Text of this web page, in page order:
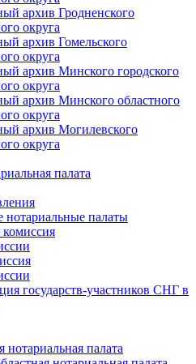
архив Гродненского
округа
архив Гомельского
округа
архив Минского городского
округа
архив Минского областного
округа
архив Могилевского
округа
палата
нотариальные палаты
государств-участников СНГ в
нотариальная палата